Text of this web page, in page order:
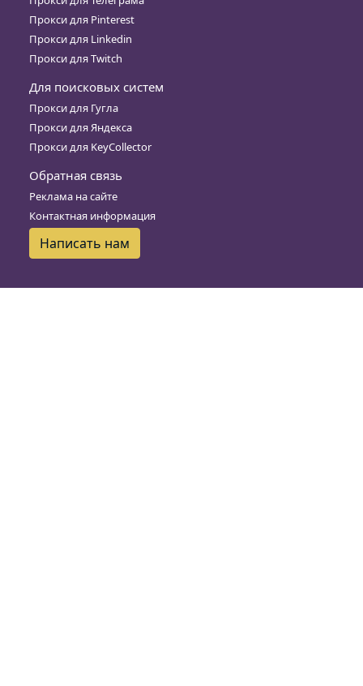
Прокси для Pinterest
Прокси для Linkedin
Прокси для Twitch
Для поисковых систем
Прокси для Гугла
Прокси для Яндекса
Прокси для KeyCollector
Обратная связь
Реклама на сайте
Контактная информация
Написать нам